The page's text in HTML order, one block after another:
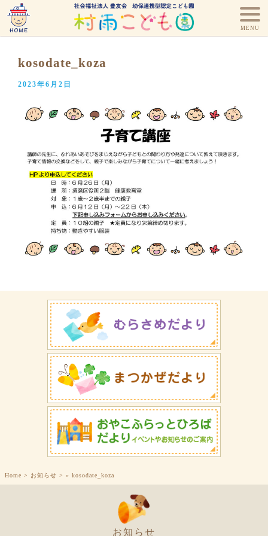
kosodate_koza
2023年6月2日
Home > お知らせ > » kosodate_koza
お知らせ